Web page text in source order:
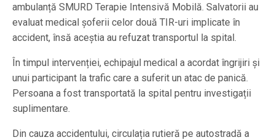
ambulanță SMURD Terapie Intensivă Mobilă. Salvatorii au
evaluat medical șoferii celor două TIR-uri implicate în
accident, însă aceștia au refuzat transportul la spital.
În timpul intervenției, echipajul medical a acordat îngrijiri și
unui participant la trafic care a suferit un atac de panică.
Persoana a fost transportată la spital pentru investigații
suplimentare.
Din cauza accidentului, circulația rutieră pe autostradă a